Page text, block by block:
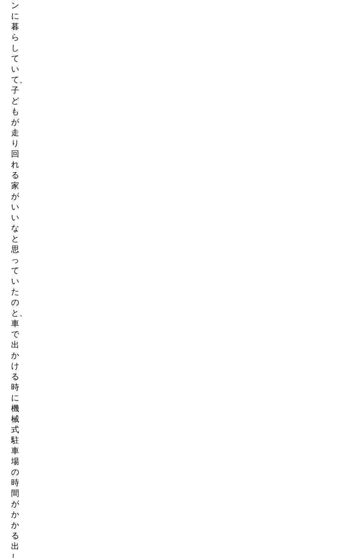
ン
に
暮
ら
し
て
い
て、
子
ど
も
が
走
り
回
れ
る
家
が
い
い
な
と
思
っ
て
い
た
の
と、
車
で
出
か
け
る
時
に
機
械
式
駐
車
場
の
時
間
が
か
か
る
出